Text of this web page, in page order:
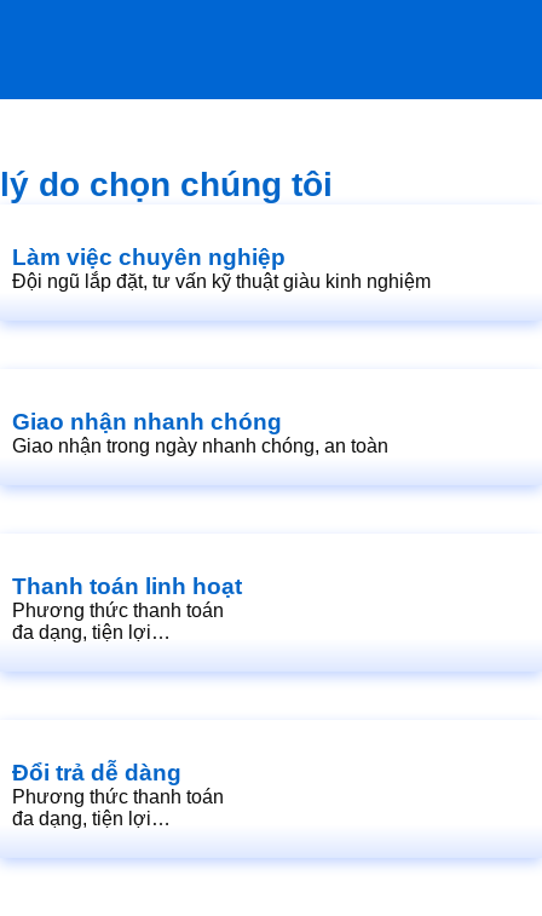
lý do chọn chúng tôi
Làm việc chuyên nghiệp
Đội ngũ lắp đặt, tư vấn kỹ thuật giàu kinh nghiệm
Giao nhận nhanh chóng
Giao nhận trong ngày nhanh chóng, an toàn
Thanh toán linh hoạt
Phương thức thanh toán
đa dạng, tiện lợi…
Đổi trả dễ dàng
Phương thức thanh toán
đa dạng, tiện lợi…